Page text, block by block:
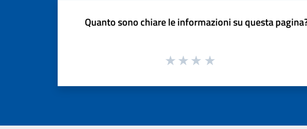
Quanto sono chiare le informazioni su questa